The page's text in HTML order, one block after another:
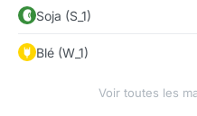
Soja (S_1)
Blé (W_1)
Voir toutes les